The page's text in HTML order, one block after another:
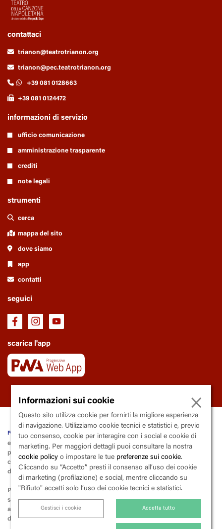
contattaci
trianon@teatrotrianon.org
trianon@pec.teatrotrianon.org
+39 081 0128663
+39 081 0124472
informazioni di servizio
ufficio comunicazione
amministrazione trasparente
crediti
note legali
strumenti
cerca
mappa del sito
dove siamo
app
contatti
seguici
scarica l'app
fondazione Trianon Viviani
ente soggetto al controllo e la vigilanza della Regione Campania
piazza
V incenzo alenda, 9 - 80139
apoli
codice fiscale 80015000633 | partita iva 03600290633 | codice
destinatario X2PH38J
Per la liquidazione e il versamento dell’iva, la fondazione applica lo
split payment(scissione dei pagamenti),
ai sensi dell’art. 17-ter del Dpr 26 ottobre 1972, n. 633 («Istituzione e
disciplina dell'imposta sul valore aggiunto»).
Informazioni sui cookie ×
Questo sito utilizza cookie per fornirti la migliore esperienza
di navigazione. Utilizziamo cookie tecnici e statistici e, previo
tuo consenso, cookie per interagire con i social e cookie di
marketing. Per maggiori dettagli puoi consultare la nostra
cookie policy o impostare le tue preferenze sui cookie.
Cliccando su “Accetto” presti il consenso all’uso dei cookie
di marketing (profilazione) e social, mentre cliccando su
"Rifiuto" accetti solo l’uso dei cookie tecnici e statistici.
Gestisci i cookie Accetta tutto